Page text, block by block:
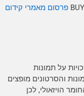
פרסום מאמרי קידום
על תמונות
והסרטונים מופצים
הויזאולי, לכן